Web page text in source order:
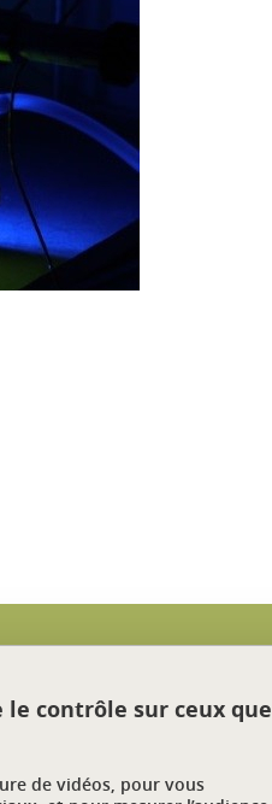
le contrôle sur ceux que
de vidéos, pour vous